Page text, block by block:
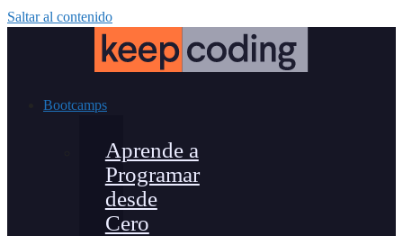
Saltar al contenido
Bootcamps
Aprende a
Programar
desde
Cero